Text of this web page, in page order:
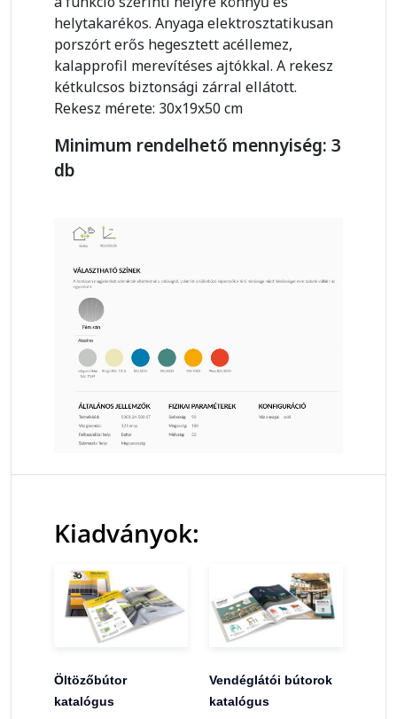
helytakarékos. Anyaga elektrosztatikusan
porszórt erős hegesztett acéllemez,
kalapprofil merevítéses ajtókkal. A rekesz
kétkulcsos biztonsági zárral ellátott.
Rekesz mérete: 30x19x50 cm
Minimum rendelhető mennyiség: 3
db
Kiadványok:
Öltözőbútor
katalógus
Vendéglátói bútorok
katalógus